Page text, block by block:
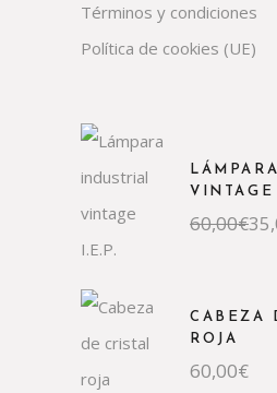
Términos y condiciones
Política de cookies (UE)
60,00€
El
precio
El
precio
CABEZA
ROJA
60,00€